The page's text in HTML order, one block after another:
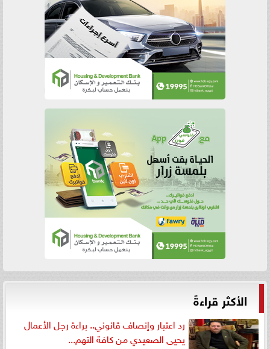
الأكثر قراءةً
رد اعتبار وإنصاف قانوني.. براءة رجل الأعمال
يحيى الصعيدي من كافة التهم...